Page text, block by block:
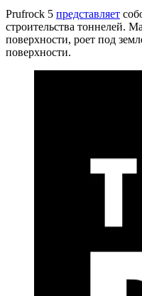
Prufrock 5 представляет
строительства тоннелей.
поверхности, роет под
поверхности.